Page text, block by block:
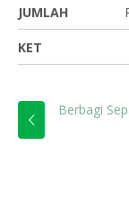
JUMLAH
KET
Berbagi